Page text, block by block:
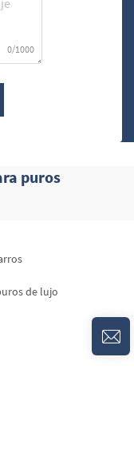
0/1000
puros
de lujo